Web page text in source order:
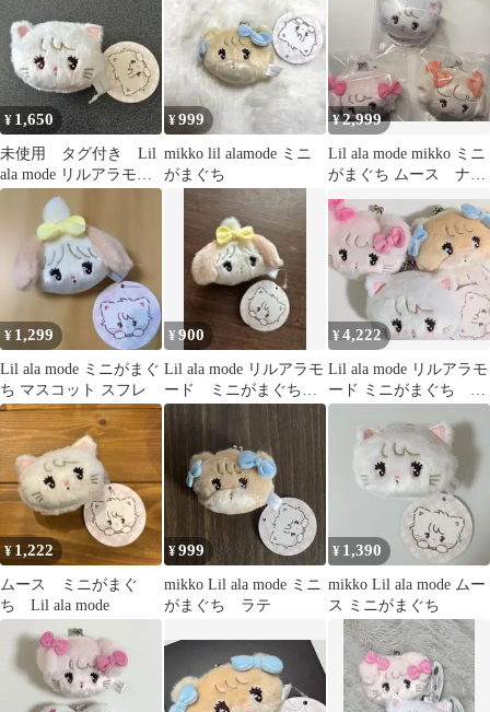
¥ 1,650
未使用 タグ付き Lil
ala mode リルアラモー
ド ミニがまぐち ム
¥999
mikko lil alamode ミニ
がまぐち
¥2,999
Lil ala mode mikko ミニ
がまぐち ムース ナッ
¥ 1,299
Lil ala mode ミニがまぐ
ち マスコット スフレ
¥900
Lil ala mode リルアラモ
ード ミニがまぐち
スフレ mikko
¥4,222
Lil ala mode リルアラモ
ード ミニがまぐち ム
ース ラテ キャミー
¥ 1,222
ムース ミニがまぐ
ち Lil ala mode
¥999
mikko Lil ala mode ミニ
がまぐち ラテ
¥ 1,390
mikko Lil ala mode ムー
ス ミニがまぐち